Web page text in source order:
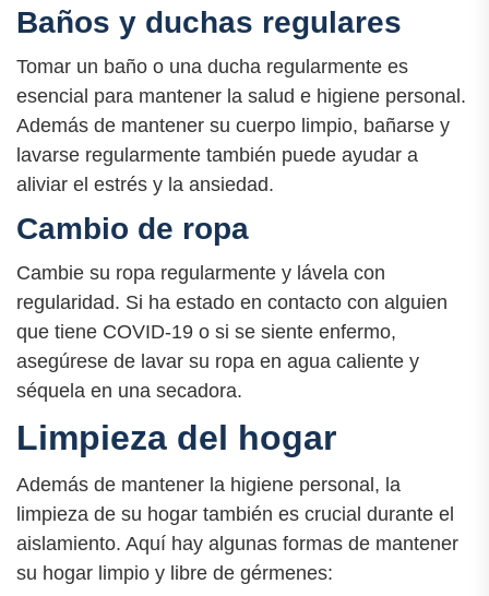
Baños y duchas regulares
Tomar un baño o una ducha regularmente es
esencial para mantener la salud e higiene personal.
Además de mantener su cuerpo limpio, bañarse y
lavarse regularmente también puede ayudar a
aliviar el estrés y la ansiedad.
Cambio de ropa
Cambie su ropa regularmente y lávela con
regularidad. Si ha estado en contacto con alguien
que tiene COVID-19 o si se siente enfermo,
asegúrese de lavar su ropa en agua caliente y
séquela en una secadora.
Limpieza del hogar
Además de mantener la higiene personal, la
limpieza de su hogar también es crucial durante el
aislamiento. Aquí hay algunas formas de mantener
su hogar limpio y libre de gérmenes: